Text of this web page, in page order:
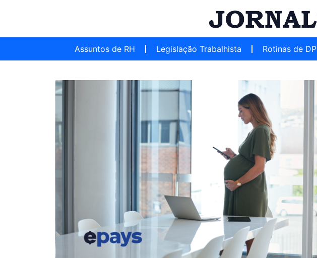
Assuntos de RH Legislação Trabalhista Rotinas de DP